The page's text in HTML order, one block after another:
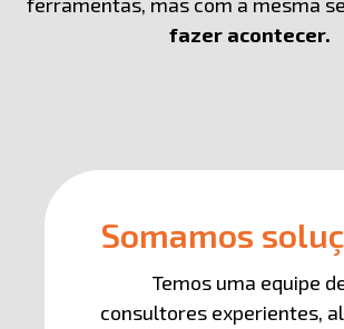
fazer acontecer.
Somamos
Temos uma equipe
consultores experientes,